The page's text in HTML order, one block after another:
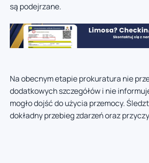
są podejrzane.
Na obecnym etapie prokuratura nie
dodatkowych szczegółów i nie
mogło dojść do użycia przemocy.
dokładny przebieg zdarzeń oraz